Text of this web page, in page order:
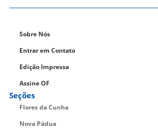
Sobre Nós
Entrar em Contato
Edição Impressa
Assine OF
Seções
Flores da Cunha
Nova Pádua